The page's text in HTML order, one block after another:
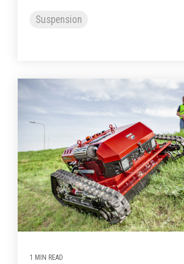
Suspension
1 MIN READ